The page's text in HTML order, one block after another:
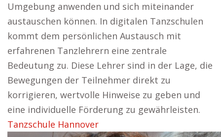
Umgebung anwenden und sich miteinander
austauschen können. In digitalen Tanzschulen
kommt dem persönlichen Austausch mit
erfahrenen Tanzlehrern eine zentrale
Bedeutung zu. Diese Lehrer sind in der Lage, die
Bewegungen der Teilnehmer direkt zu
korrigieren, wertvolle Hinweise zu geben und
eine individuelle Förderung zu gewährleisten.
Tanzschule Hannover